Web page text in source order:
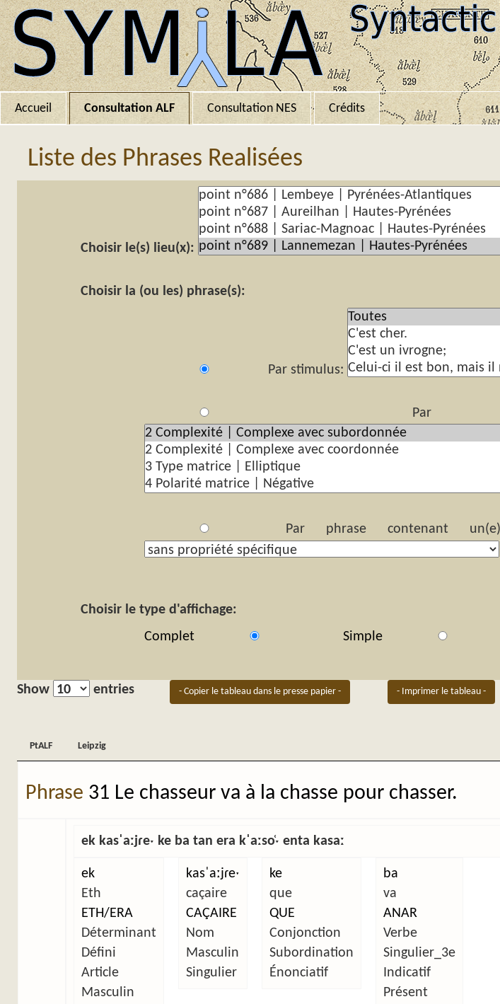
Accueil Consultation ALF Consultation NES Crédits
Liste des Phrases Realisées
Choisir le(s) lieu(x):
Choisir la (ou les) phrase(s):
Par stimulus:
Par
Par phrase contenant
Choisir le type d'affichage:
Complet
Simple
Show entries - Copier le tableau dans le presse papier - - Imprimer le tableau -
PtALF Leipzig
Phrase 31 Le chasseur va à la chasse pour chasser.
ek kasˈaːjɾeˑ ke ba tan era kˈaːso̜ˑ enta kasaː
ek
Eth
ETH/ERA
Déterminant
Défini
Article
Masculin
kasˈaːjɾeˑ
caçaire
CAÇAIRE
Nom
Masculin
Singulier
ke
que
QUE
Conjonction
Subordination
Énonciatif
ba
va
ANAR
Verbe
Singulier_3e
Indicatif
Présent